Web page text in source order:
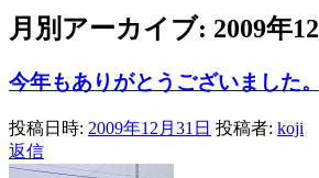
月別アーカイブ: 2009年
今年もありがとうございました。
投稿日時: 2009年12月31日 投稿者: koji
返信